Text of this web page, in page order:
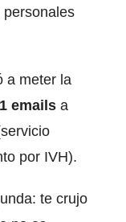
a meter la
emails a
por IVH).
te crujo